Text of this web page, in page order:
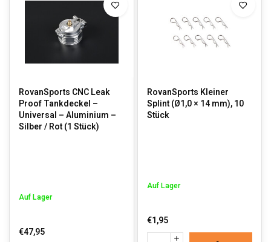
RovanSports CNC Leak
Proof Tankdeckel –
Universal – Aluminium –
Silber / Rot (1 Stück)
Auf Lager
€47,95
RovanSports Kleiner
Splint (Ø1,0 × 14 mm), 10
Stück
Auf Lager
€1,95